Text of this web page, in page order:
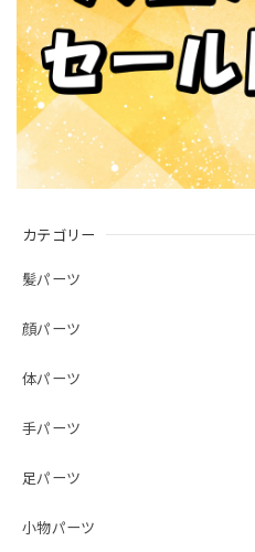
カテゴリー
髪パーツ
顔パーツ
体パーツ
手パーツ
足パーツ
小物パーツ